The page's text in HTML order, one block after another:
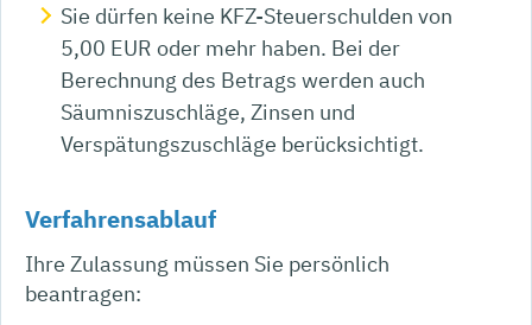
Sie dürfen keine KFZ-Steuerschulden von
5,00 EUR oder mehr haben. Bei der
Berechnung des Betrags werden auch
Säumniszuschläge, Zinsen und
Verspätungszuschläge berücksichtigt.
Verfahrensablauf
Ihre Zulassung müssen Sie persönlich
beantragen: